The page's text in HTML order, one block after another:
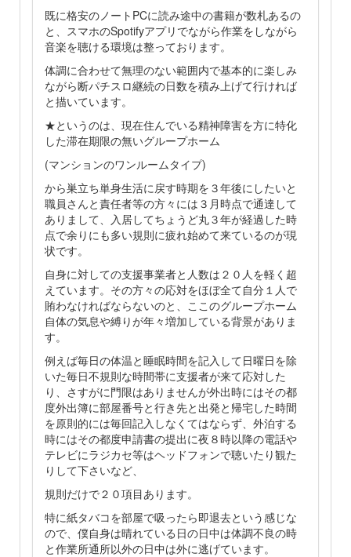
既に格安のノートPCに読み途中の書籍が数札あるの
と、スマホのSpotifyアプリでながら作業をしながら
音楽を聴ける環境は整っております。
体調に合わせて無理のない範囲内で基本的に楽しみ
ながら断パチスロ継続の日数を積み上げて行ければ
と描いています。
★というのは、現在住んでいる精神障害を方に特化
した滞在期限の無いグループホーム
(マンションのワンルームタイプ)
から巣立ち単身生活に戻す時期を３年後にしたいと
職員さんと責任者等の方々には３月時点で通達して
ありまして、入居してちょうど丸３年が経過した時
点で余りにも多い規則に疲れ始めて来ているのが現
状です。
自身に対しての支援事業者と人数は２０人を軽く超
えています。その方々の応対をほぼ全て自分１人で
賄わなければならないのと、ここのグループホーム
自体の気息や縛りが年々増加している背景がありま
す。
例えば毎日の体温と睡眠時間を記入して日曜日を除
いた毎日不規則な時間帯に支援者が来て応対した
り、さすがに門限はありませんが外出時にはその都
度外出簿に部屋番号と行き先と出発と帰宅した時間
を原則的には毎回記入しなくてはならず、外泊する
時にはその都度申請書の提出に夜８時以降の電話や
テレビにラジカセ等はヘッドフォンで聴いたり観た
りして下さいなど、
規則だけで２０項目あります。
特に紙タバコを部屋で吸ったら即退去という感じな
ので、僕自身は晴れている日の日中は体調不良の時
と作業所通所以外の日中は外に逃げています。